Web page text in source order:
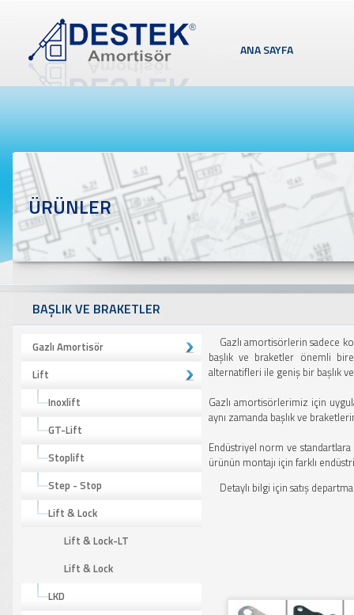
ANA SAYFA
ÜRÜNLER
BAŞLIK VE BRAKETLER
Gazlı Amortisör
Lift
Inoxlift
GT-Lift
Stoplift
Step - Stop
Lift & Lock
Lift & Lock-LT
Lift & Lock
LKD
Gazlı amortisörlerin sadece
başlık ve braketler önemli
alternatifleri ile geniş bir başlık
Gazlı amortisörlerimiz için
aynı zamanda başlık ve
Endüstriyel norm ve
ürünün montajı için farklı
Detaylı bilgi için satış